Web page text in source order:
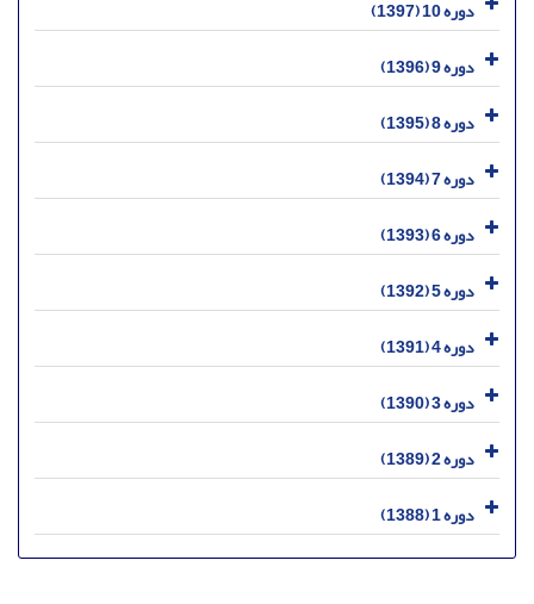
دوره 10 (1397)
دوره 9 (1396)
دوره 8 (1395)
دوره 7 (1394)
دوره 6 (1393)
دوره 5 (1392)
دوره 4 (1391)
دوره 3 (1390)
دوره 2 (1389)
دوره 1 (1388)